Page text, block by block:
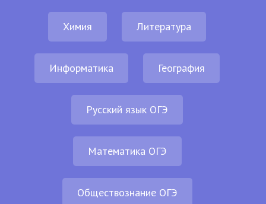
Химия Литература
Информатика География
Русский язык ОГЭ
Математика ОГЭ
Обществознание ОГЭ